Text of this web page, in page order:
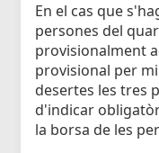
En el cas que
persones del
provisionalment
provisional per
desertes les tres
d'indicar
la borsa de les